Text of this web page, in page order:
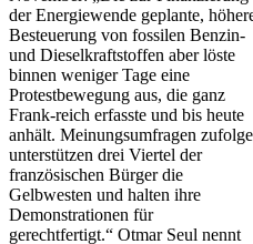
der Energiewende geplante,
Besteuerung von fossilen Benzin-
und Dieselkraftstoffen aber löste
binnen weniger Tage eine
Protestbewegung aus, die ganz
Frank-reich erfasste und bis heute
anhält. Meinungsumfragen zufolge
unterstützen drei Viertel der
französischen Bürger die
Gelbwesten und halten ihre
Demonstrationen für
gerechtfertigt.“ Otmar Seul nennt